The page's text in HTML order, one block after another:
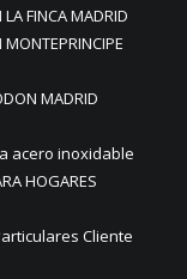
FINCA MADRID
MADRID
acero inoxidable
HOGARES
Cliente